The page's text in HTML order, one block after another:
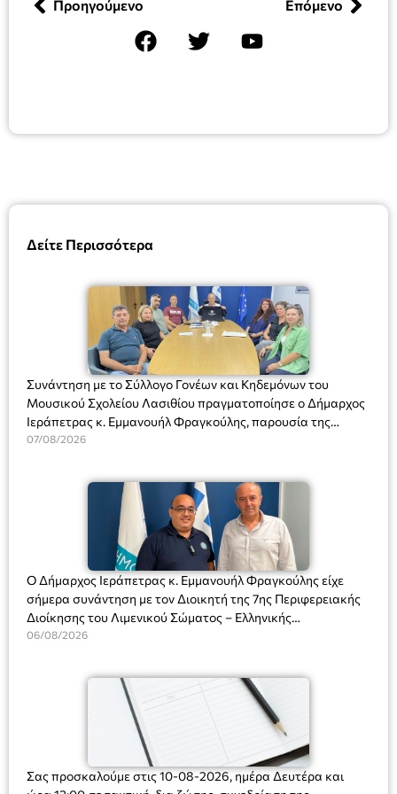
Δείτε Περισσότερα
Συνάντηση με το Σύλλογο Γονέων και Κηδεμόνων του
Μουσικού Σχολείου Λασιθίου πραγματοποίησε ο Δήμαρχος
Ιεράπετρας κ. Εμμανουήλ Φραγκούλης, παρουσία της
Διευθύντριας του σχολείου κας Μαριάννας Χαΐτα.
07/08/2026
Ο Δήμαρχος Ιεράπετρας κ. Εμμανουήλ Φραγκούλης είχε
σήμερα συνάντηση με τον Διοικητή της 7ης Περιφερειακής
Διοίκησης του Λιμενικού Σώματος – Ελληνικής
Ακτοφυλακής (Λ.Σ.-ΕΛ.ΑΚΤ.), Αρχιπλοίαρχο Λ.Σ. κ. Ιωάννη
06/08/2026
Σας προσκαλούμε στις 10-08-2026, ημέρα Δευτέρα και
Προηγούμενο Επόμενο